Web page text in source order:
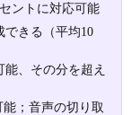
ントに対応可能
できる（平均10
能、その分を超え
；音声の切り取